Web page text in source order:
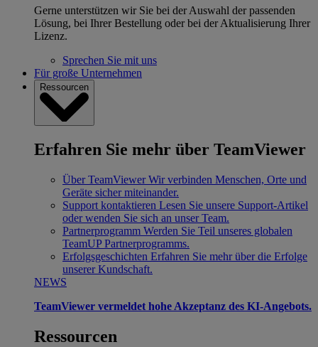
Gerne unterstützen wir Sie bei der Auswahl der passenden
Lösung, bei Ihrer Bestellung oder bei der Aktualisierung Ihrer
Lizenz.
Sprechen Sie mit uns
Für große Unternehmen
Ressourcen
Erfahren Sie mehr über TeamViewer
Über TeamViewer Wir verbinden Menschen, Orte und
Geräte sicher miteinander.
Support kontaktieren Lesen Sie unsere Support-Artikel
oder wenden Sie sich an unser Team.
Partnerprogramm Werden Sie Teil unseres globalen
TeamUP Partnerprogramms.
Erfolgsgeschichten Erfahren Sie mehr über die Erfolge
unserer Kundschaft.
NEWS
TeamViewer vermeldet hohe Akzeptanz des KI-Angebots.
Ressourcen